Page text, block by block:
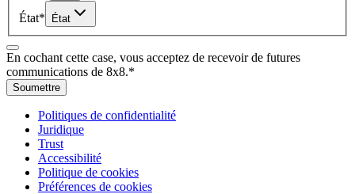
État* État
En cochant cette case, vous acceptez de recevoir de futures
communications de 8x8.*
Soumettre
Politiques de confidentialité
Juridique
Trust
Accessibilité
Politique de cookies
Préférences de cookies